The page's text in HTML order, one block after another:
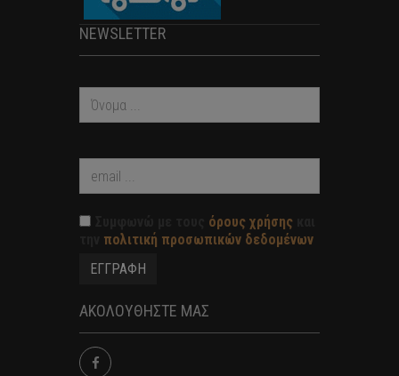
NEWSLETTER
όρους χρήσης
πολιτική προσωπικών δεδομένων
ΑΚΟΛΟΥΘΗΣΤΕ ΜΑΣ